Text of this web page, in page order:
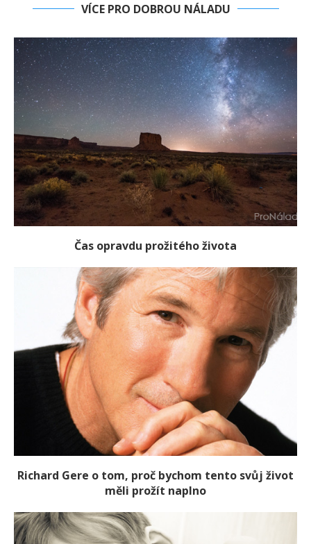
VÍCE PRO DOBROU NÁLADU
Čas opravdu prožitého života
Richard Gere o tom, proč bychom tento svůj život
měli prožít naplno